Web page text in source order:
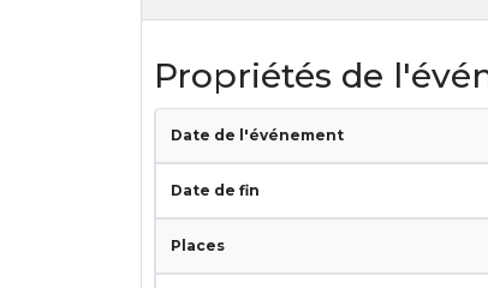
Propriétés de
Date de l'événement
Date de fin
Places